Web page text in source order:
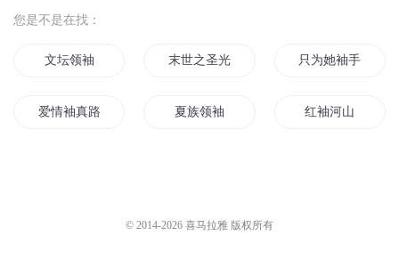
您是不是在找：
文坛领袖 末世之圣光领袖 只为她袖手天下
爱情袖真路 夏族领袖 红袖河山
© 2014-2026 喜马拉雅 版权所有